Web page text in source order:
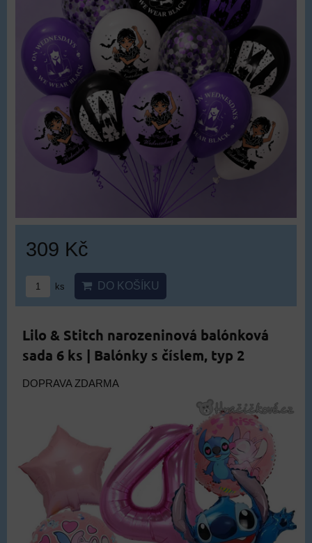
309 Kč
ks DO KOŠÍKU
Lilo & Stitch narozeninová balónková
sada 6 ks | Balónky s číslem, typ 2
DOPRAVA ZDARMA